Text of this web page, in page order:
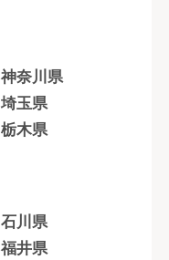
神奈川県
埼玉県
栃木県
石川県
福井県